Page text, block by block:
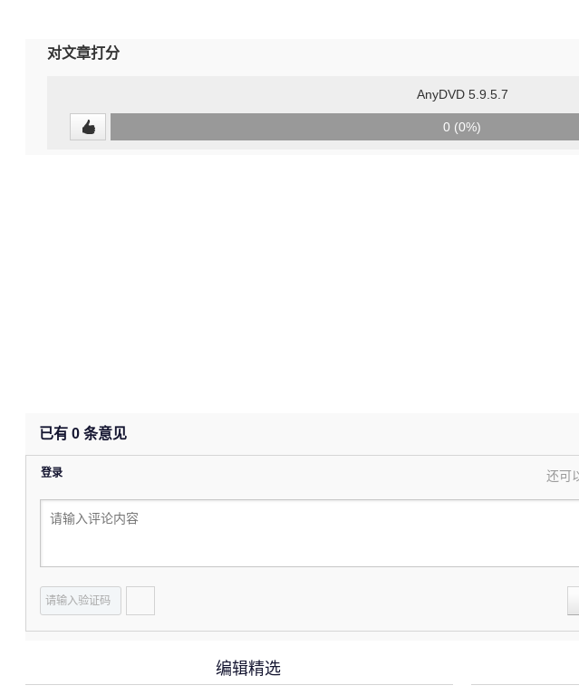
对文章打分
AnyDVD 5.9.5.7
0 (0%)
已有 0 条意见
登录 还可
编辑精选